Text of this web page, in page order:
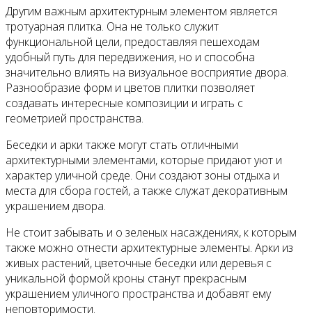
Другим важным архитектурным элементом является
тротуарная плитка. Она не только служит
функциональной цели, предоставляя пешеходам
удобный путь для передвижения, но и способна
значительно влиять на визуальное восприятие двора.
Разнообразие форм и цветов плитки позволяет
создавать интересные композиции и играть с
геометрией пространства.
Беседки и арки также могут стать отличными
архитектурными элементами, которые придают уют и
характер уличной среде. Они создают зоны отдыха и
места для сбора гостей, а также служат декоративным
украшением двора.
Не стоит забывать и о зеленых насаждениях, к которым
также можно отнести архитектурные элементы. Арки из
живых растений, цветочные беседки или деревья с
уникальной формой кроны станут прекрасным
украшением уличного пространства и добавят ему
неповторимости.